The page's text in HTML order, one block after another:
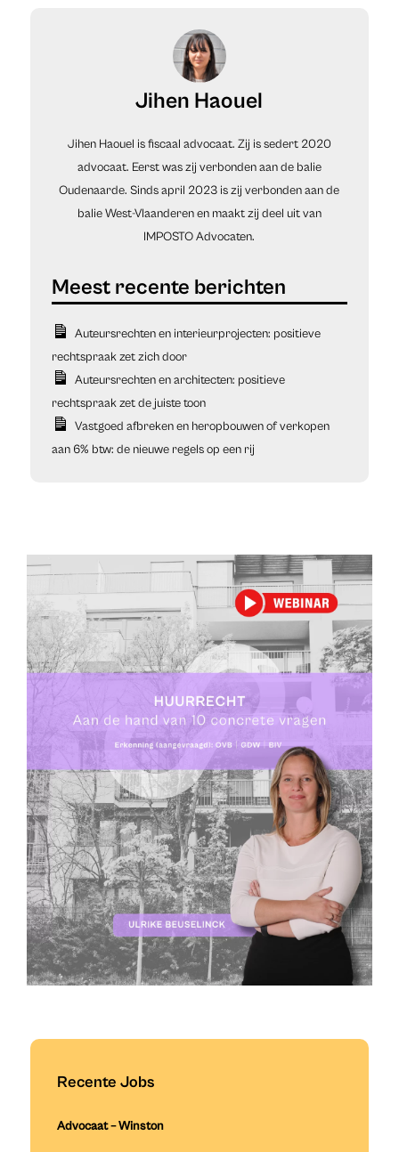
Jihen Haouel
Jihen Haouel is fiscaal advocaat. Zij is sedert 2020
advocaat. Eerst was zij verbonden aan de balie
Oudenaarde. Sinds april 2023 is zij verbonden aan de
balie West-Vlaanderen en maakt zij deel uit van
IMPOSTO Advocaten.
Auteursrechten en interieurprojecten: positieve
rechtspraak zet zich door
Auteursrechten en architecten: positieve
rechtspraak zet de juiste toon
Vastgoed afbreken en heropbouwen of verkopen
aan 6% btw: de nieuwe regels op een rij
Recente Jobs
Advocaat – Winston